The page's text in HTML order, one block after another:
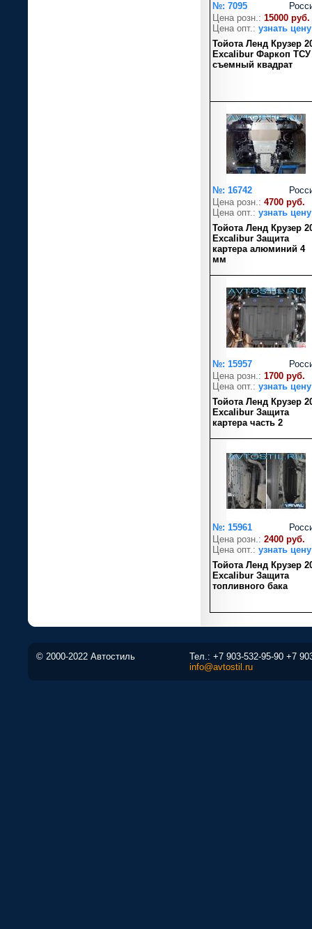
№: 7095
Цена розн.: 15000 руб.
Цена опт.: узнать цену
Тойота Ленд Крузер
Excalibur Фаркоп ТСУ
съемный квадрат
№: 16742
Цена розн.: 4700 руб.
Цена опт.: узнать цену
Тойота Ленд Крузер
Excalibur Защита
картера алюминий 4
мм
№: 15957
Цена розн.: 1700 руб.
Цена опт.: узнать цену
Тойота Ленд Крузер
Excalibur Защита
картера часть 2
№: 15961
Цена розн.: 2400 руб.
Цена опт.: узнать цену
Тойота Ленд Крузер
Excalibur Защита
топливного бака
© 2000-2022 Автостиль Тел.: +7 903-532-95-90 +7
info@avtostil.ru